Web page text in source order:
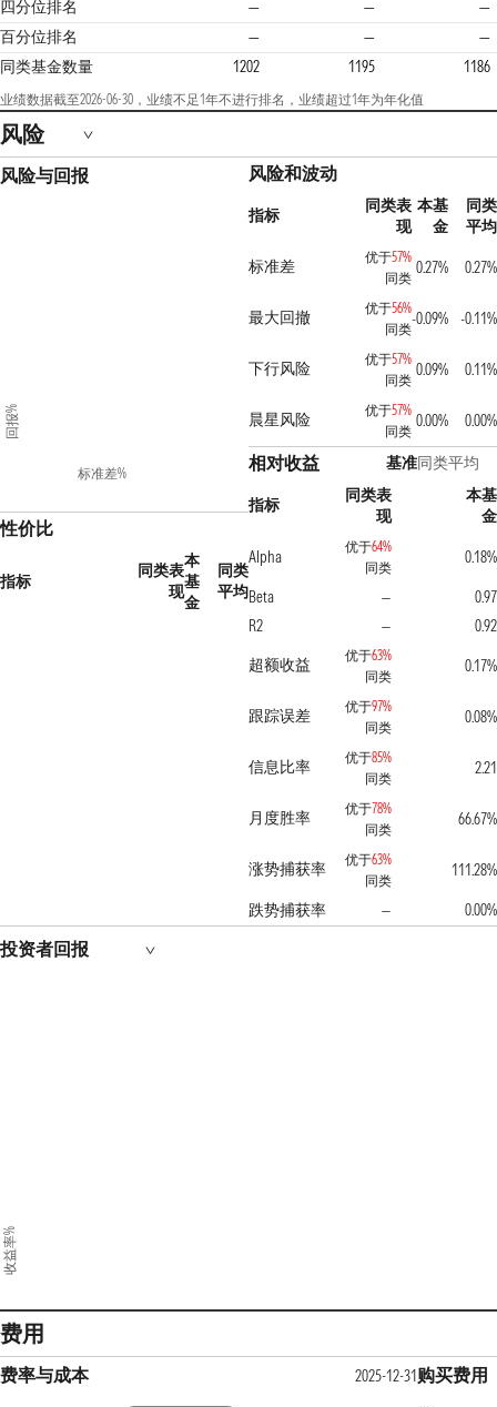
四分位排名
— — —
百分位排名 — —
—
同类基金数量
1202 1195 1186
业绩数据截至2026-06-30，业绩不足1年不进行排名，业绩超过1年为年化值
风险
风险与回报
标准差%
回报%
性价比
指标
同类表
现
本
基
金
同类
平均
风险和波动
指标
同类表
现
本基
金
同类
平均
标准差
优于57%
同类
0.27% 0.27%
最大回撤 优于56%
同类
-0.09% -0.11%
下行风险 优于57%
同类
0.09% 0.11%
晨星风险 优于57%
同类
0.00% 0.00%
相对收益 基准同类平均
指标
同类表
现
本基
金
Alpha
优于64%
同类
0.18%
Beta
—
0.97
R2
—
0.92
超额收益
优于63%
同类
0.17%
跟踪误差 优于97%
同类
0.08%
信息比率 优于85%
同类
2.21
月度胜率 优于78%
同类
66.67%
涨势捕获率 优于63%
同类
111.28%
跌势捕获率
— 0.00%
投资者回报
收益率%
费用
费率与成本 2025-12-31购买费用